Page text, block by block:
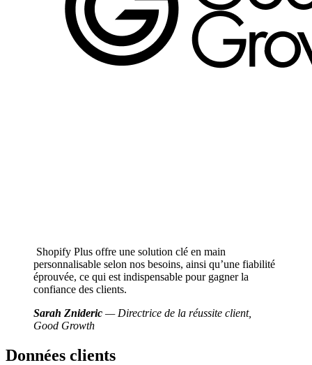
Shopify Plus offre une solution clé en main
personnalisable selon nos besoins, ainsi qu’une fiabilité
éprouvée, ce qui est indispensable pour gagner la
confiance des clients.
Sarah Znideric — Directrice de la réussite client,
Good Growth
Données clients